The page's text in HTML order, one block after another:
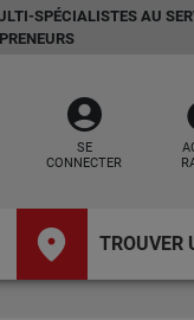
SPÉCIALISTES AU
account_circle
SE
CONNECTER
place TROUVER